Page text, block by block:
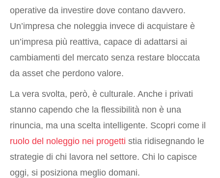
operative da investire dove contano davvero.
Un’impresa che noleggia invece di acquistare è
un’impresa più reattiva, capace di adattarsi ai
cambiamenti del mercato senza restare bloccata
da asset che perdono valore.
La vera svolta, però, è culturale. Anche i privati
stanno capendo che la flessibilità non è una
rinuncia, ma una scelta intelligente. Scopri come il
ruolo del noleggio nei progetti stia ridisegnando le
strategie di chi lavora nel settore. Chi lo capisce
oggi, si posiziona meglio domani.